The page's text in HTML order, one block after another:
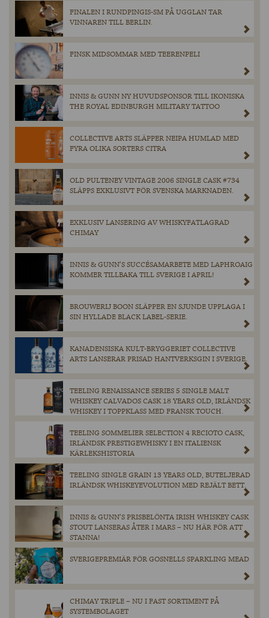
FINALEN I RUNDPINGIS-SM PÅ UGGLAN TAR
VINNAREN TILL BERLIN.
FINSK MIDSOMMAR MED TEERENPELI
INNIS & GUNN NY HUVUDSPONSOR TILL IKONISKA
THE ROYAL EDINBURGH MILITARY TATTOO
COLLECTIVE ARTS SLÄPPER NEIPA HUMLAD MED
FYRA OLIKA SORTERS CITRA
OLD PULTENEY VINTAGE 2006 SINGLE CASK #734
SLÄPPS EXKLUSIVT FÖR SVENSKA MARKNADEN.
EXKLUSIV LANSERING AV WHISKYFATLAGRAD
CHIMAY
INNIS & GUNN’S SUCCÉSAMARBETE MED LAPHROAIG
KOMMER TILLBAKA TILL SVERIGE I APRIL!
BROUWERIJ BOON SLÄPPER EN SJUNDE UPPLAGA I
SIN HYLLADE BLACK LABEL-SERIE.
KANADENSISKA KULT-BRYGGERIET COLLECTIVE
ARTS LANSERAR PRISAD HANTVERKSGIN I SVERIGE.
TEELING RENAISSANCE SERIES 5 SINGLE MALT
WHISKEY CALVADOS CASK 18 YEARS OLD, IRLÄNDSK
WHISKEY I TOPPKLASS MED FRANSK TOUCH.
TEELING SOMMELIER SELECTION 4 RECIOTO CASK,
IRLÄNDSK PRESTIGEWHISKY I EN ITALIENSK
KÄRLEKSHISTORIA
TEELING SINGLE GRAIN 13 YEARS OLD, BUTELJERAD
IRLÄNDSK WHISKEYEVOLUTION MED REJÄLT BETT.
INNIS & GUNN’S PRISBELÖNTA IRISH WHISKEY CASK
STOUT LANSERAS ÅTER I MARS – NU HÄR FÖR ATT
STANNA!
SVERIGEPREMIÄR FÖR GOSNELLS SPARKLING MEAD
CHIMAY TRIPLE – NU I FAST SORTIMENT PÅ
SYSTEMBOLAGET